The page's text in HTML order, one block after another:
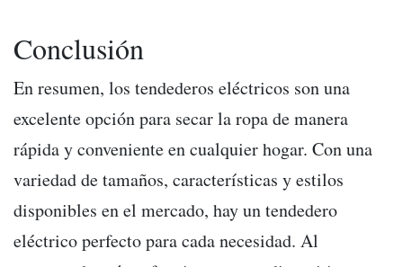
Conclusión
En resumen, los tendederos eléctricos son una
excelente opción para secar la ropa de manera
rápida y conveniente en cualquier hogar. Con una
variedad de tamaños, características y estilos
disponibles en el mercado, hay un tendedero
eléctrico perfecto para cada necesidad. Al